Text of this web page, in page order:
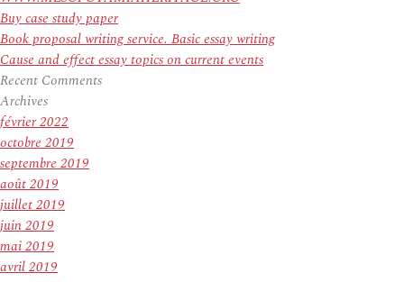
Buy case study paper
Book proposal writing service. Basic essay writing
Cause and effect essay topics on current events
Recent Comments
Archives
février 2022
octobre 2019
septembre 2019
août 2019
juillet 2019
juin 2019
mai 2019
avril 2019